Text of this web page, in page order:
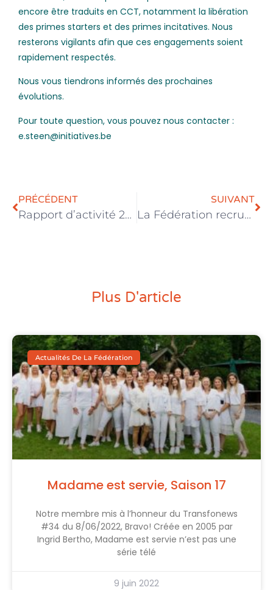
encore être traduits en CCT, notamment la libération
des primes starters et des primes incitatives. Nous
resterons vigilants afin que ces engagements soient
rapidement respectés.
Nous vous tiendrons informés des prochaines
évolutions.
Pour toute question, vous pouvez nous contacter :
e.steen@initiatives.be
PRÉCÉDENT
Rapport d’activité 2024
SUIVANT
La Fédération recrute un(e) Conseiller·ère Economie Sociale et Titre-Service (h/f/x)
Plus D'article
Actualités De La Fédération
Madame est servie, Saison 17
Notre membre mis à l’honneur du Transfonews
#34 du 8/06/2022, Bravo! Créée en 2005 par
Ingrid Bertho, Madame est servie n’est pas une
série télé
9 juin 2022